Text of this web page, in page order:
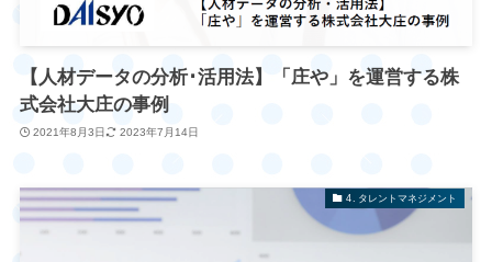
【人材データの分析･活用法】「庄や」を運営する株
式会社大庄の事例
2021年8月3日 2023年7月14日
4. タレントマネジメント